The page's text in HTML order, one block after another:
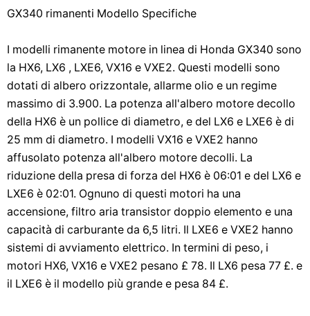
GX340 rimanenti Modello Specifiche
I modelli rimanente motore in linea di Honda GX340 sono
la HX6, LX6 , LXE6, VX16 e VXE2. Questi modelli sono
dotati di albero orizzontale, allarme olio e un regime
massimo di 3.900. La potenza all'albero motore decollo
della HX6 è un pollice di diametro, e del LX6 e LXE6 è di
25 mm di diametro. I modelli VX16 e VXE2 hanno
affusolato potenza all'albero motore decolli. La
riduzione della presa di forza del HX6 è 06:01 e del LX6 e
LXE6 è 02:01. Ognuno di questi motori ha una
accensione, filtro aria transistor doppio elemento e una
capacità di carburante da 6,5 ​​litri. Il LXE6 e VXE2 hanno
sistemi di avviamento elettrico. In termini di peso, i
motori HX6, VX16 e VXE2 pesano £ 78. Il LX6 pesa 77 £. e
il LXE6 è il modello più grande e pesa 84 £.